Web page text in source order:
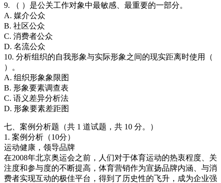
9. （ ）是公关工作对象中最敏感、最重要的一部分。
A. 媒介公众
B. 社区公众
C. 消费者公众
D. 名流公众
10. 分析组织的自我形象与实际形象之间的现实距离时使用（
）。
A. 组织形象象限图
B. 形象要素调查表
C. 语义差异分析法
D. 形象要素差距图
七、案例分析题（共 1 道试题，共 10 分。）
1. 案例分析（10分）
运动健康，领导品牌
在2008年北京奥运会之前，人们对于体育运动的热衷程度、关
注度和参与度的不断提高，体育营销作为宣扬品牌内涵、与消
费者实现互动的极佳平台，得到了历史性的飞升，成为企业强